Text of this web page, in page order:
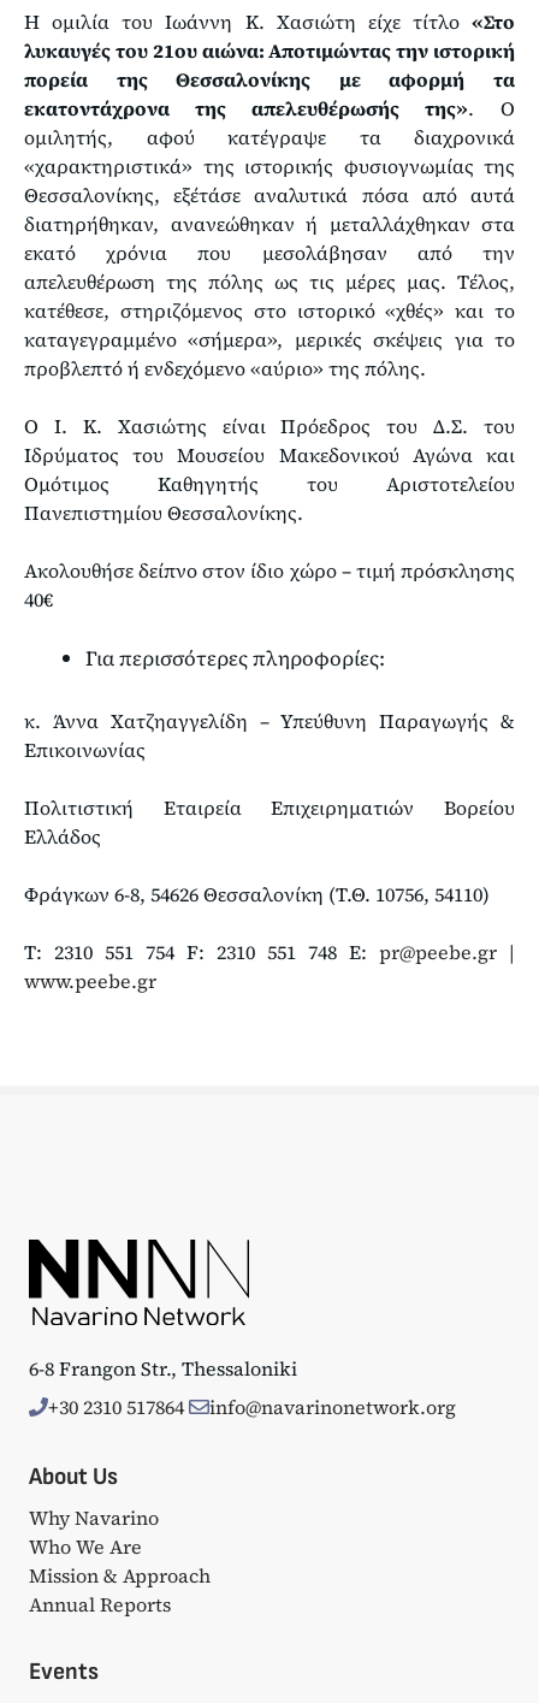
Η ομιλία του Ιωάννη Κ. Χασιώτη είχε τίτλο «Στο
λυκαυγές του 21ου αιώνα: Αποτιμώντας την ιστορική
πορεία της Θεσσαλονίκης με αφορμή τα
εκατοντάχρονα της απελευθέρωσής της». Ο
ομιλητής, αφού κατέγραψε τα διαχρονικά
«χαρακτηριστικά» της ιστορικής φυσιογνωμίας της
Θεσσαλονίκης, εξέτάσε αναλυτικά πόσα από αυτά
διατηρήθηκαν, ανανεώθηκαν ή μεταλλάχθηκαν στα
εκατό χρόνια που μεσολάβησαν από την
απελευθέρωση της πόλης ως τις μέρες μας. Τέλος,
κατέθεσε, στηριζόμενος στο ιστορικό «χθές» και το
καταγεγραμμένο «σήμερα», μερικές σκέψεις για το
προβλεπτό ή ενδεχόμενο «αύριο» της πόλης.
Ο Ι. Κ. Χασιώτης είναι Πρόεδρος του Δ.Σ. του
Ιδρύματος του Μουσείου Μακεδονικού Αγώνα και
Ομότιμος Kαθηγητής του Αριστοτελείου
Πανεπιστημίου Θεσσαλονίκης.
Ακολουθήσε δείπνο στον ίδιο χώρο – τιμή πρόσκλησης
40€
Για περισσότερες πληροφορίες:
κ. Άννα Χατζηαγγελίδη – Υπεύθυνη Παραγωγής &
Επικοινωνίας
Πολιτιστική Εταιρεία Επιχειρηματιών Βορείου
Ελλάδος
Φράγκων 6-8, 54626 Θεσσαλονίκη (Τ.Θ. 10756, 54110)
Τ: 2310 551 754 F: 2310 551 748 Ε: pr@peebe.gr |
www.peebe.gr
6-8 Frangon Str., Thessaloniki
+30 2310 517864
info@navarinonetwork.org
About Us
Why Navarino
Who We Are
Mission & Approach
Annual Reports
Events